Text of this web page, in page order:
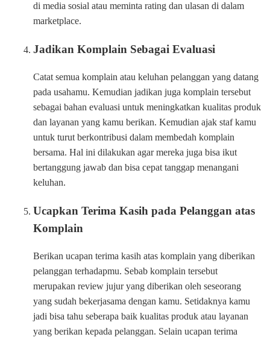
di media sosial atau meminta rating dan ulasan di dalam
marketplace.
Jadikan Komplain Sebagai Evaluasi
Catat semua komplain atau keluhan pelanggan yang datang
pada usahamu. Kemudian jadikan juga komplain tersebut
sebagai bahan evaluasi untuk meningkatkan kualitas produk
dan layanan yang kamu berikan. Kemudian ajak staf kamu
untuk turut berkontribusi dalam membedah komplain
bersama. Hal ini dilakukan agar mereka juga bisa ikut
bertanggung jawab dan bisa cepat tanggap menangani
keluhan.
Ucapkan Terima Kasih pada Pelanggan atas
Komplain
Berikan ucapan terima kasih atas komplain yang diberikan
pelanggan terhadapmu. Sebab komplain tersebut
merupakan review jujur yang diberikan oleh seseorang
yang sudah bekerjasama dengan kamu. Setidaknya kamu
jadi bisa tahu seberapa baik kualitas produk atau layanan
yang berikan kepada pelanggan. Selain ucapan terima